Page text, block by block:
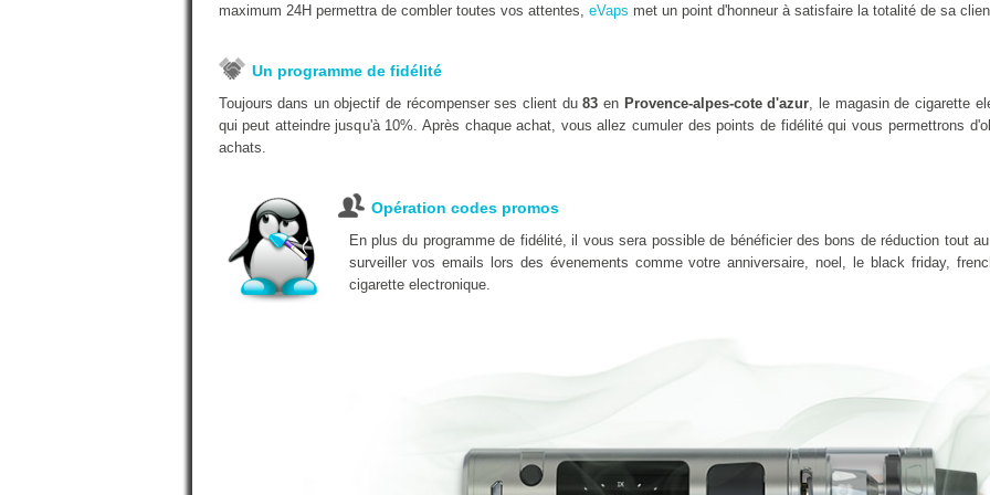
maximum 24H permettra de combler toutes vos attentes, eVaps met un point d'honneur à satisfaire la totalité de sa
Un programme de fidélité
Toujours dans un objectif de récompenser ses client du83 en Provence-alpes-cote d'azur, le magasin de cigarette
qui peut atteindre jusqu'à 10%. Après chaque achat, vous allez cumuler des points de fidélité qui vous permettrons
achats.
Opération codes promos
En plus du programme de fidélité, il vous sera possible de bénéficier des bons de réduction tout
surveiller vos emails lors des évenements comme votre anniversaire, noel, le black friday,
cigarette electronique.